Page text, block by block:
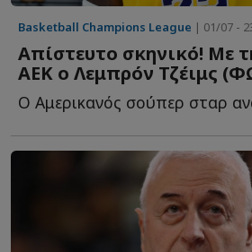
Basketball Champions League | 01/07 -
Απίστευτο σκηνικό! Με
ΑΕΚ ο Λεμπρόν Τζέιμς